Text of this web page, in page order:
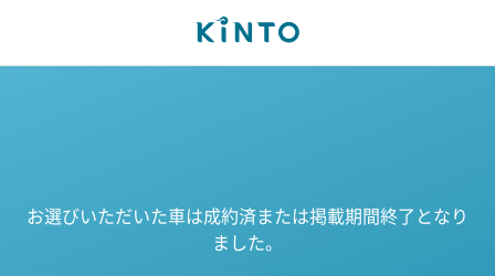
お選びいただいた車は成約済または掲載期間終了となり
ました。